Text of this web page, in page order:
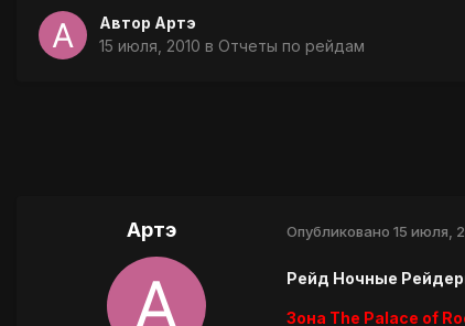
Автор Артэ
15 июля, 2010 в Отчеты по рейдам
Артэ Опубликовано 15 июля,
Рейд Ночные
Зона The Palace of